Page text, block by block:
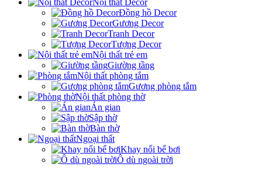
Nội thất Decor
Đồng hồ Decor
Gương Decor
Tranh Decor
Tượng Decor
Nội thất trẻ em
Giường tầng
Nội thất phòng tắm
Gương phòng tắm
Nội thất phòng thờ
Án gian
Sập thờ
Bàn thờ
Ngoại thất
Khay nổi bể bơi
Ô dù ngoài trời